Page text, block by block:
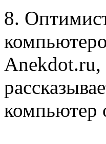
8.
Anekdot.ru,
компьютер